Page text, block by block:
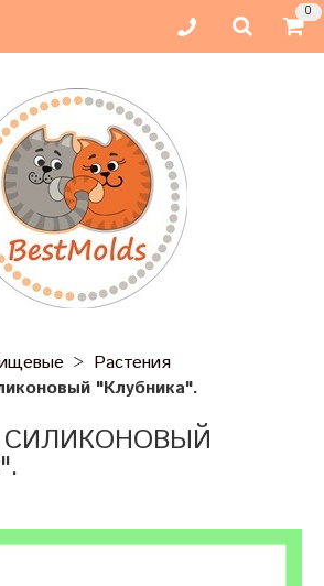
0
Растения
"Клубника".
СИЛИКОНОВЫЙ